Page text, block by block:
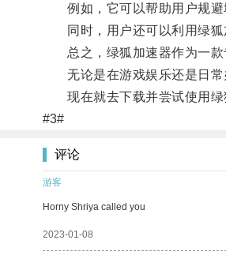
例如，它可以帮助用户规避
同时，用户还可以利用绿狐
总之，绿狐加速器作为一款
无论是在游戏娱乐还是日常
现在就去下载并尝试使用绿
#3#
评论
游客
Horny Shriya called you
2023-01-08